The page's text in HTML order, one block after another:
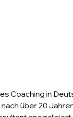
Coaching in
über 20